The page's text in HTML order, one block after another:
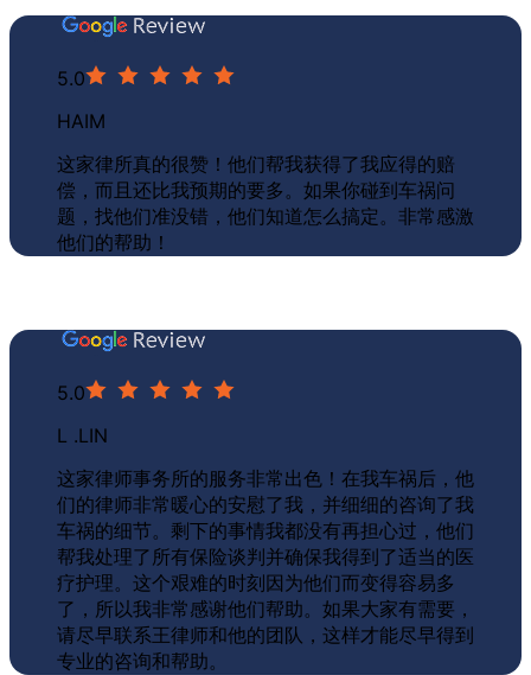
5.0
HAIM
这家律所真的很赞！他们帮我获得了我应得的赔
偿，而且还 比我预期的要多。如果你碰到车祸问
题，找他们准没错，他们知道怎么搞定。非常感激
他们的帮助！
5.0
L .LIN
这家律师事务所的服务非常出色！在我车祸后，他
们的律师非常暖心的安慰了我，并细细的咨询了我
车祸的细节。剩下的事情我都没有再担心过，他们
帮我处理了所有保险谈判并确保我得到了适当的医
疗护理。这个艰难的时刻因为他们而变得容易多
了，所以我非常感谢他们帮助。如果大家有需要，
请尽早联系王律师和他的团队，这样才能尽早得到
专业的咨询和帮助。